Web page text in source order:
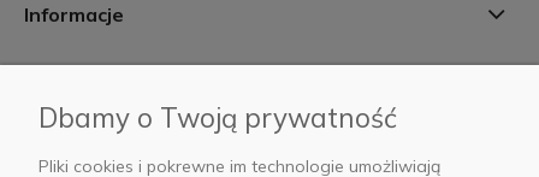
Informacje
AB Foto
Dbamy o Twoją prywatność
Pliki cookies i pokrewne im technologie umożliwiają